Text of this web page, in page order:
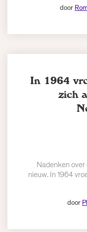
door
In 1964
zich
Nadenken
nieuw. In 1964
door